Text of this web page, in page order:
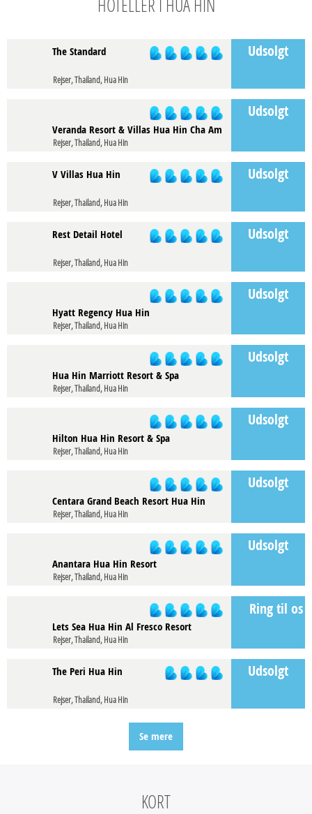
HOTELLER I HUA HIN
Udsolgt
The Standard
Rejser, Thailand, Hua Hin
Udsolgt
Veranda Resort & Villas Hua Hin Cha Am
Rejser, Thailand, Hua Hin
Udsolgt
V Villas Hua Hin
Rejser, Thailand, Hua Hin
Udsolgt
Rest Detail Hotel
Rejser, Thailand, Hua Hin
Udsolgt
Hyatt Regency Hua Hin
Rejser, Thailand, Hua Hin
Udsolgt
Hua Hin Marriott Resort & Spa
Rejser, Thailand, Hua Hin
Udsolgt
Hilton Hua Hin Resort & Spa
Rejser, Thailand, Hua Hin
Udsolgt
Centara Grand Beach Resort Hua Hin
Rejser, Thailand, Hua Hin
Udsolgt
Anantara Hua Hin Resort
Rejser, Thailand, Hua Hin
Ring til os
Lets Sea Hua Hin Al Fresco Resort
Rejser, Thailand, Hua Hin
Udsolgt
The Peri Hua Hin
Rejser, Thailand, Hua Hin
Se mere
KORT